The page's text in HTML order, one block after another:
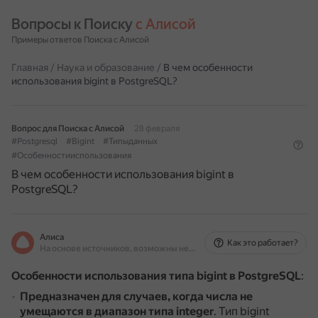
Вопросы к Поиску с Алисой
Примеры ответов Поиска с Алисой
Главная / Наука и образование / В чем особенности
использования bigint в PostgreSQL?
Вопрос для Поиска с Алисой
28 февраля
#Postgresql
#Bigint
#Типыданных
#Особенностииспользования
В чем особенности использования bigint в
PostgreSQL?
Алиса
На основе источников, возможны неточности
Как это работает?
Особенности использования типа bigint в PostgreSQL:
Предназначен для случаев, когда числа не
умещаются в диапазон типа integer. Тип bigint